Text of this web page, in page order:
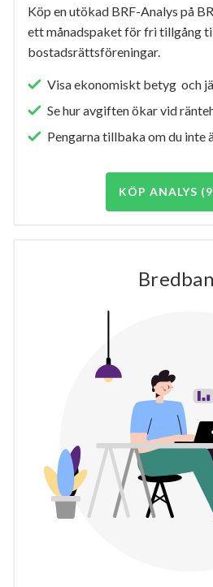
Köp en utökad BRF-Analys på
ett månadspaket för fri tillgång
bostadsrättsföreningar.
Visa ekonomiskt betyg och
Se hur avgiften ökar vid
Pengarna tillbaka om du inte
KÖP ANALYS